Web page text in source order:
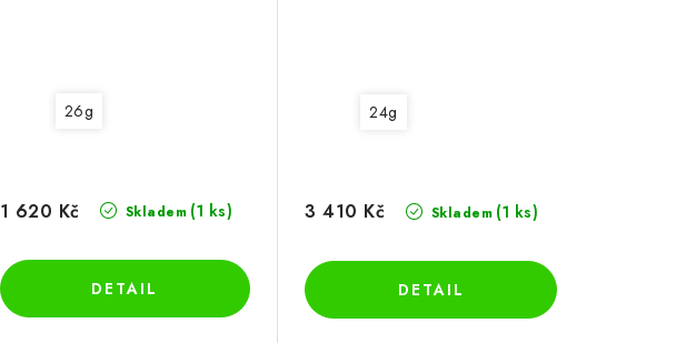
26g
Skladem (1 ks)
1 620 Kč
24g
Skladem (1 ks)
3 410 Kč